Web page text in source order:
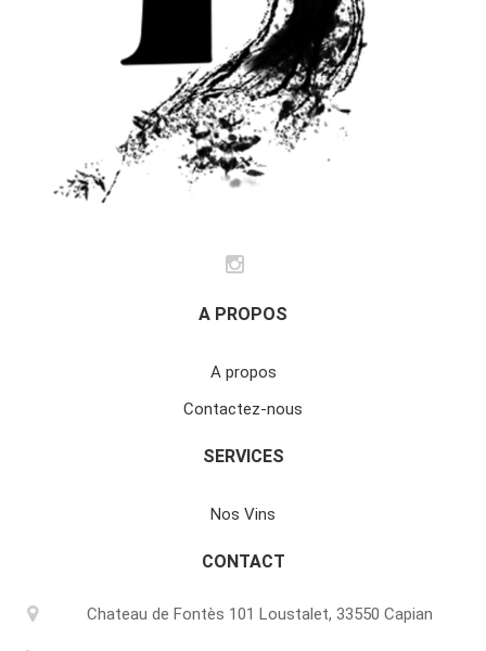
A PROPOS
A propos
Contactez-nous
SERVICES
Nos Vins
CONTACT
Chateau de Fontès 101 Loustalet, 33550 Capian